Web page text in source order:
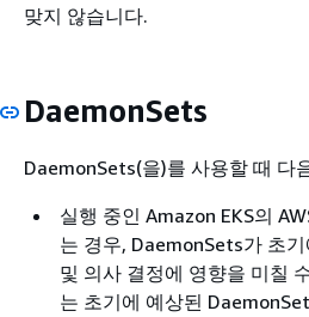
맞지 않습니다.
DaemonSets
DaemonSets(을)를 사용할 때 다
실행 중인 Amazon EKS의
는 경우, DaemonSets가 초
및 의사 결정에 영향을 미칠
는 초기에 예상된